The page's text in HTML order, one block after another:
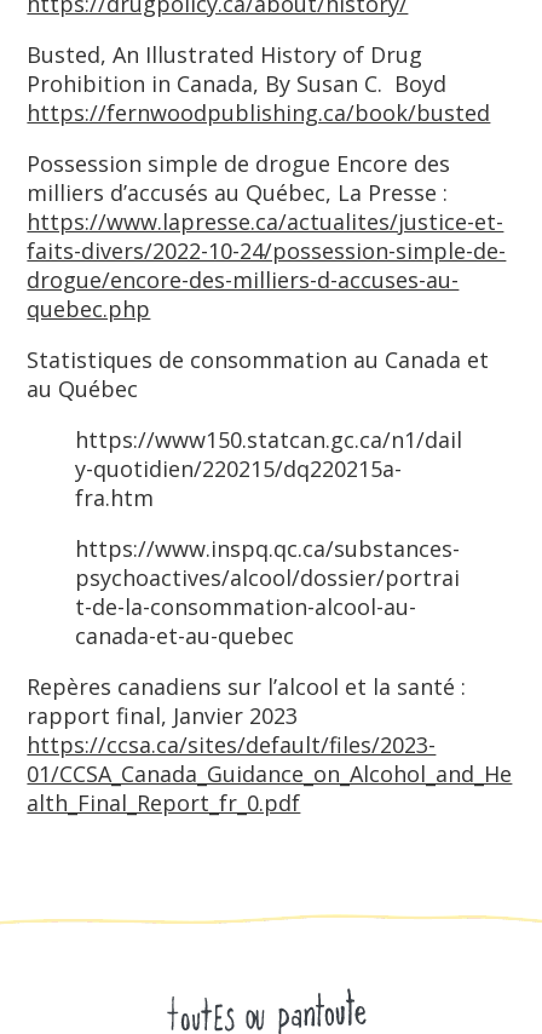
Busted, An Illustrated History of Drug
Prohibition in Canada, By Susan C. Boyd
https://fernwoodpublishing.ca/book/busted
Possession simple de drogue Encore des
milliers d’accusés au Québec, La Presse :
https://www.lapresse.ca/actualites/justice-et-
faits-divers/2022-10-24/possession-simple-de-
drogue/encore-des-milliers-d-accuses-au-
quebec.php
Statistiques de consommation au Canada et
au Québec
https://www150.statcan.gc.ca/n1/dail
y-quotidien/220215/dq220215a-
fra.htm
https://www.inspq.qc.ca/substances-
psychoactives/alcool/dossier/portrai
t-de-la-consommation-alcool-au-
canada-et-au-quebec
Repères canadiens sur l’alcool et la santé :
rapport final, Janvier 2023
https://ccsa.ca/sites/default/files/2023-
01/CCSA_Canada_Guidance_on_Alcohol_and_He
alth_Final_Report_fr_0.pdf